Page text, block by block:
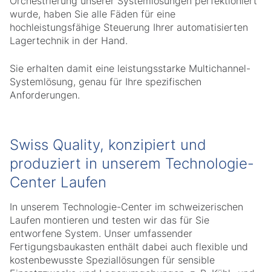
wurde, haben Sie alle Fäden für eine
hochleistungsfähige Steuerung Ihrer automatisierten
Lagertechnik in der Hand.
Sie erhalten damit eine leistungsstarke Multichannel-
Systemlösung, genau für Ihre spezifischen
Anforderungen.
Swiss Quality, konzipiert und
produziert in unserem Technologie-
Center Laufen
In unserem Technologie-Center im schweizerischen
Laufen montieren und testen wir das für Sie
entworfene System. Unser umfassender
Fertigungsbaukasten enthält dabei auch flexible und
kostenbewusste Speziallösungen für sensible